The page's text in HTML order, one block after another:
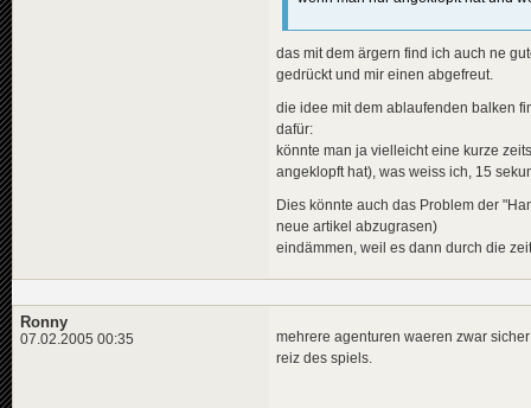
das mit dem ärgern find ich auch ne
gedrückt und mir einen abgefreut.
die idee mit dem ablaufenden balken
dafür:
könnte man ja vielleicht eine kurze
angeklopft hat), was weiss ich, 15
Dies könnte auch das Problem der
neue artikel abzugrasen)
eindämmen, weil es dann durch die
Ronny
07.02.2005 00:35
mehrere agenturen waeren zwar
reiz des spiels.